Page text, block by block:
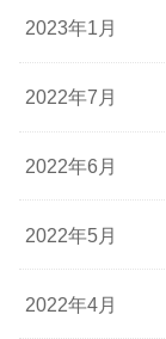
2023年1月
2022年7月
2022年6月
2022年5月
2022年4月